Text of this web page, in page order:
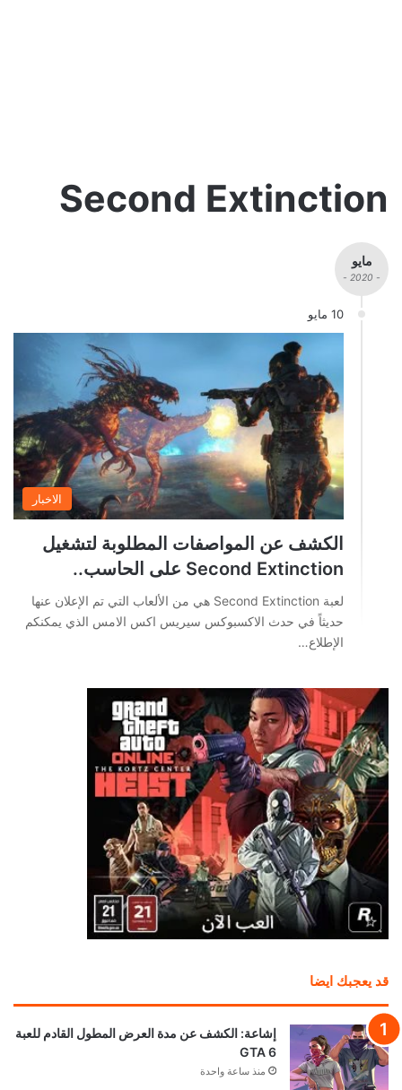
Second Extinction
مايو
- 2020 -
10 مايو
الاخبار
الكشف عن المواصفات المطلوبة لتشغيل
Second Extinction على الحاسب..
لعبة Second Extinction هي من الألعاب التي تم الإعلان عنها
حديثاً في حدث الاكسبوكس سيريس اكس الامس الذي يمكنكم
الإطلاع…
قد يعجبك ايضا
إشاعة: الكشف عن مدة العرض المطول القادم للعبة
GTA 6
منذ ساعة واحدة